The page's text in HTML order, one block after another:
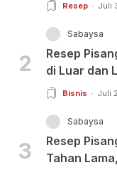
Resep Juli
2
Sabaysa
Resep
di Luar dan
Bisnis Juli
3
Sabaysa
Resep
Tahan